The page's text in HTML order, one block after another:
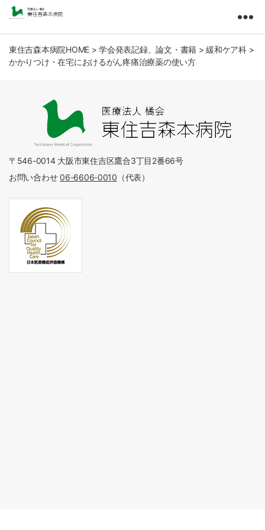
住
吉
森
人
橘
会
東住吉森本病院HOME > 学会発表記録、論文・書籍 > 緩和ケア科 >
かかりつけ・在宅におけるがん疼痛治療薬の使い方
〒546-0014 大阪市東住吉区鷹合3丁目2番66号
お問い合わせ06-6606-0010 （代表）